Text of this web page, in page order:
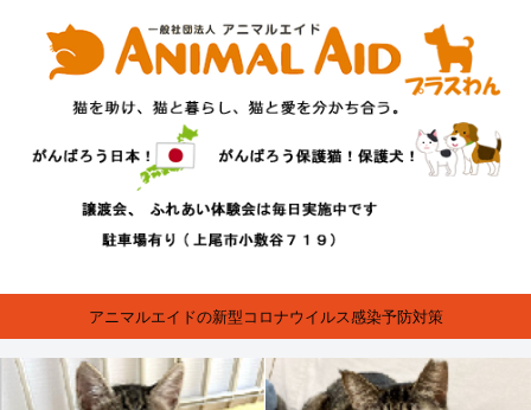
アニマルエイドの新型コロナウイルス感染予防対策